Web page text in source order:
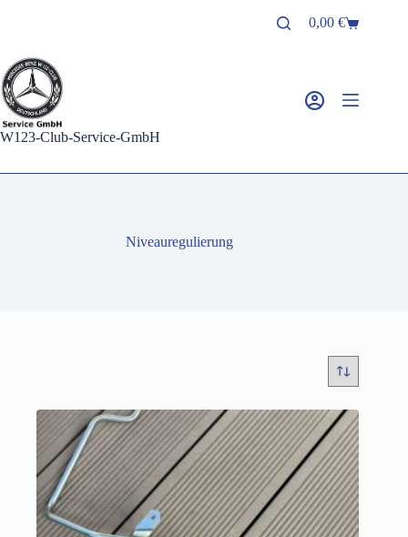
Warenkorb
0,00€
W123-Club-Service-GmbH
Niveauregulierung